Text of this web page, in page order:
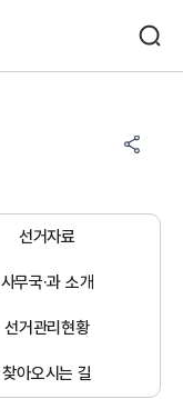
선거자료
사무국·과 소개
선거관리현황
찾아오시는 길